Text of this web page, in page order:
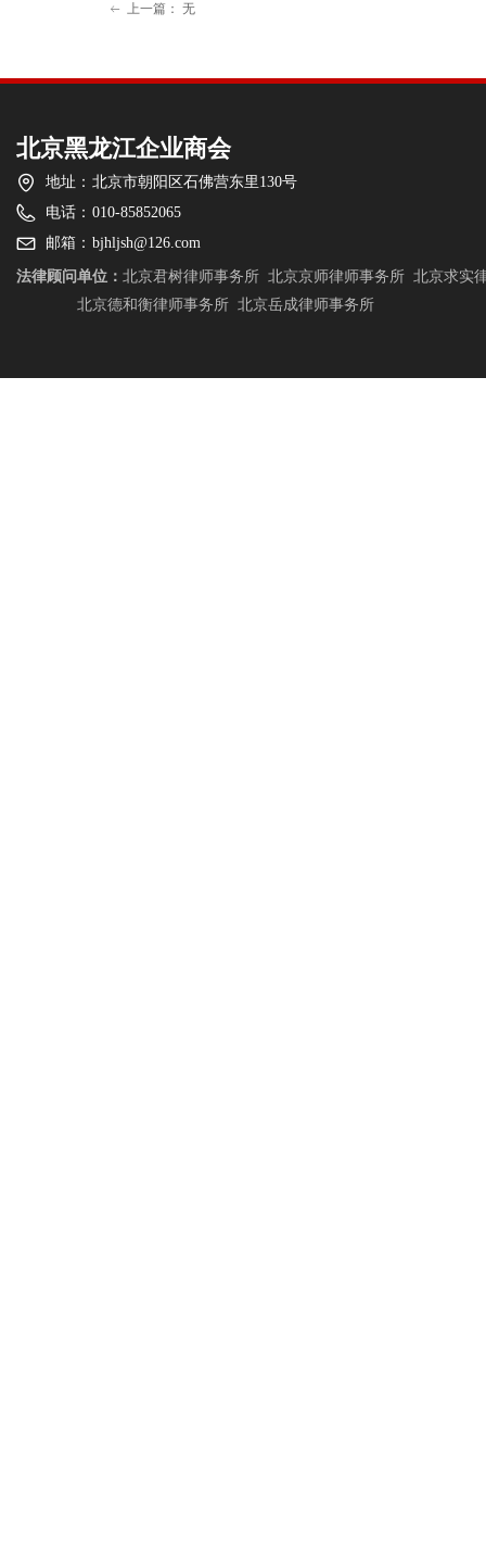
ꂃ 上一篇： 无
北京黑龙江企业商会
法律顾问单位： 北京君树律师事务所 北京京师律师事务所 北京求实
北京德和衡律师事务所 北京岳成律师事务所
地址： 北京市朝阳区石佛营东里130号
电话： 010-85852065
邮箱： bjhljsh@126.com